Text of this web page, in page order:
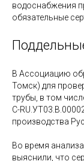
водоснабжения
обязательные
В Ассоциацию
Томск) для
трубы, в том
С-
производства
Во время
выяснили, что